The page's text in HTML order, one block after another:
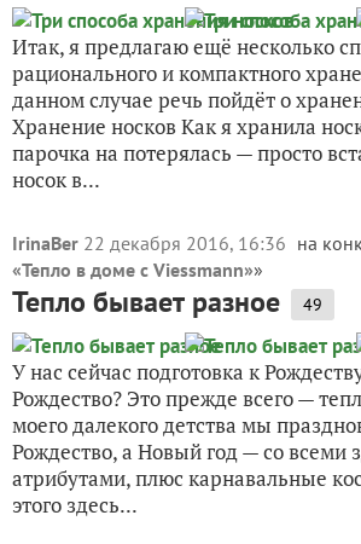
Итак, я предлагаю ещё несколько
рационального и компактного
данном случае речь пойдёт о
Хранение носков Как я хранила
парочка на потерялась — просто
носок в...
IrinaBer 22 декабря 2016, 16:36 на
«Тепло в доме с Viessmann»»
Тепло бывает разное 49
У нас сейчас подготовка к
Рождество? Это прежде всего —
моего далекого детства мы
Рождество, а Новый год — со всеми
атрибутами, плюс карнавальные
этого здесь...